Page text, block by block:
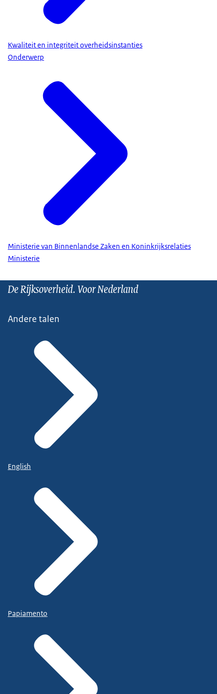
Kwaliteit en integriteit overheidsinstanties
Onderwerp
Ministerie van Binnenlandse Zaken en Koninkrijksrelaties
Ministerie
De Rijksoverheid. Voor Nederland
Andere talen
English
Papiamento